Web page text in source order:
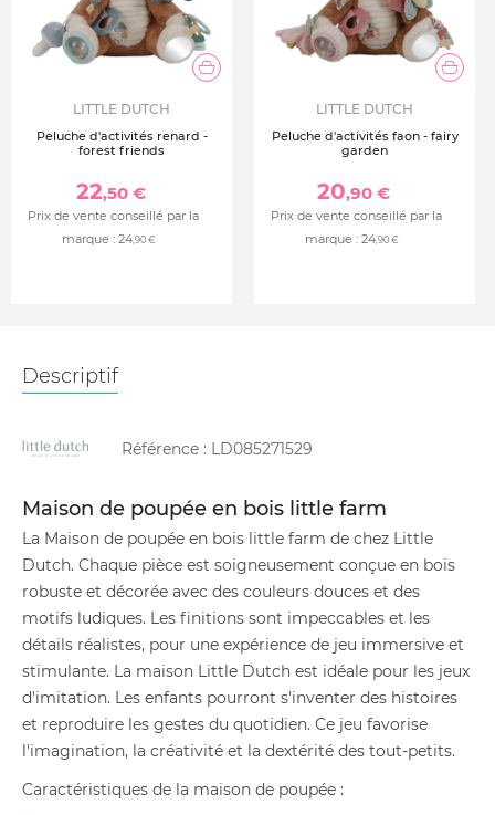
LITTLE DUTCH
Peluche d'activités renard -
forest friends
22,50 €
Prix de vente conseillé par la
marque : 24,90 €
LITTLE DUTCH
Peluche d'activités faon - fairy
garden
20,90 €
Prix de vente conseillé par la
marque : 24,90 €
Descriptif
Référence : LD085271529
Maison de poupée en bois little farm
La Maison de poupée en bois little farm de chez Little
Dutch. Chaque pièce est soigneusement conçue en bois
robuste et décorée avec des couleurs douces et des
motifs ludiques. Les finitions sont impeccables et les
détails réalistes, pour une expérience de jeu immersive et
stimulante. La maison Little Dutch est idéale pour les jeux
d'imitation. Les enfants pourront s'inventer des histoires
et reproduire les gestes du quotidien. Ce jeu favorise
l'imagination, la créativité et la dextérité des tout-petits.
Caractéristiques de la maison de poupée :